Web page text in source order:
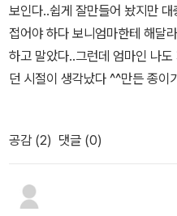
보인다..쉽게 잘만들어 놨지만
접어야 하다 보니엄마한테 해달
하고 말았다..그런데 엄마인 나
던 시절이 생각났다 ^^만든 종이
공감 (2) 댓글 (0)